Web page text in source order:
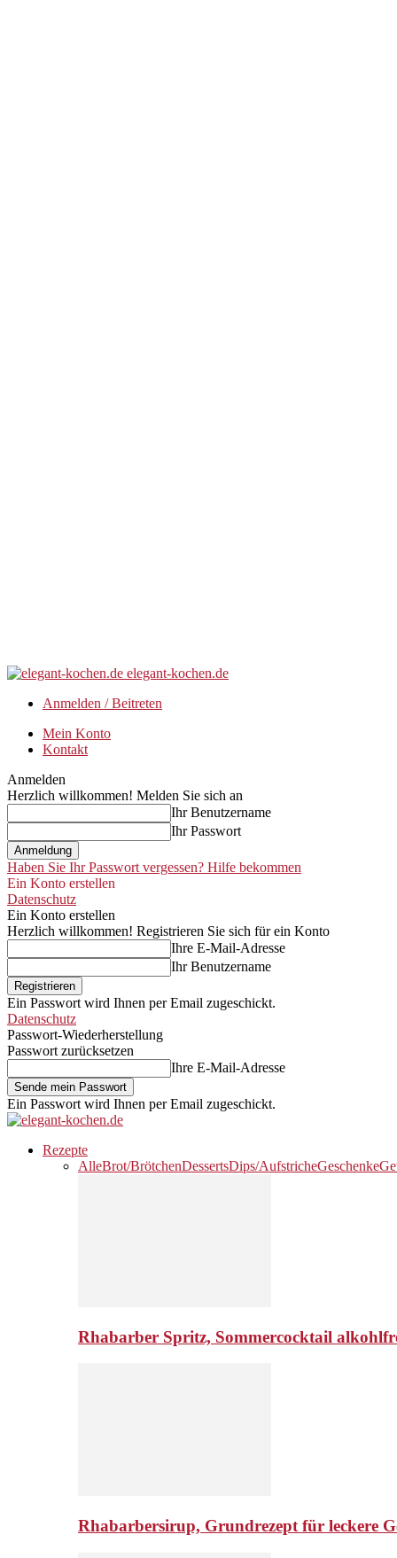
elegant-kochen.de
Anmelden / Beitreten
Mein Konto
Kontakt
Anmelden
Herzlich willkommen! Melden Sie sich an
Ihr Benutzername
Ihr Passwort
Haben Sie Ihr Passwort vergessen? Hilfe bekommen
Ein Konto erstellen
Datenschutz
Ein Konto erstellen
Herzlich willkommen! Registrieren Sie sich für ein Konto
Ihre E-Mail-Adresse
Ihr Benutzername
Ein Passwort wird Ihnen per Email zugeschickt.
Datenschutz
Passwort-Wiederherstellung
Passwort zurücksetzen
Ihre E-Mail-Adresse
Ein Passwort wird Ihnen per Email zugeschickt.
Rezepte
AlleBrot/BrötchenDessertsDips/AufstricheGeschenke
Rhabarber Spritz, Sommercocktail
Rhabarbersirup, Grundrezept für leckere